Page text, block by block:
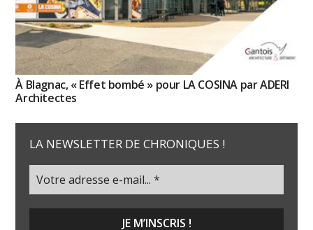
À Blagnac, « Effet bombé » pour LA COSINA par ADERI
Architectes
LA NEWSLETTER DE CHRONIQUES !